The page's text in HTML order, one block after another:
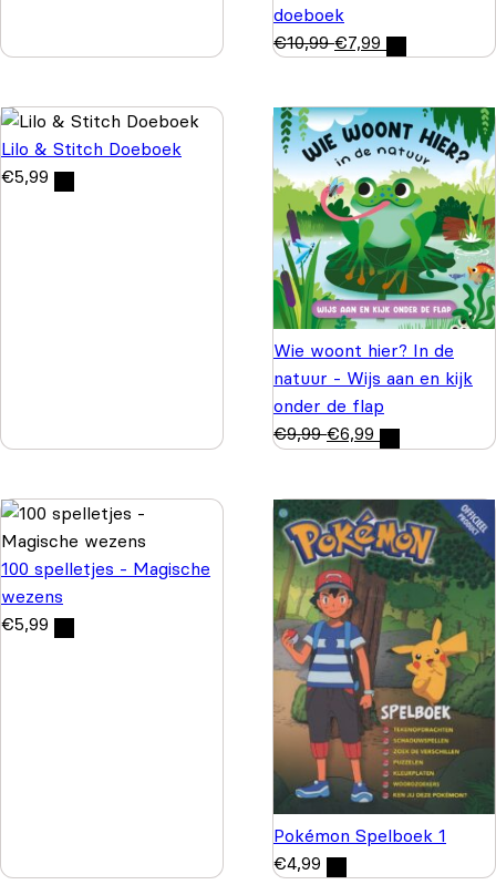
doeboek
€10,99 €7,99
Lilo & Stitch Doeboek
€5,99
Wie woont hier? In de
natuur - Wijs aan en kijk
onder de flap
€9,99 €6,99
100 spelletjes - Magische
wezens
€5,99
Pokémon Spelboek 1
€4,99